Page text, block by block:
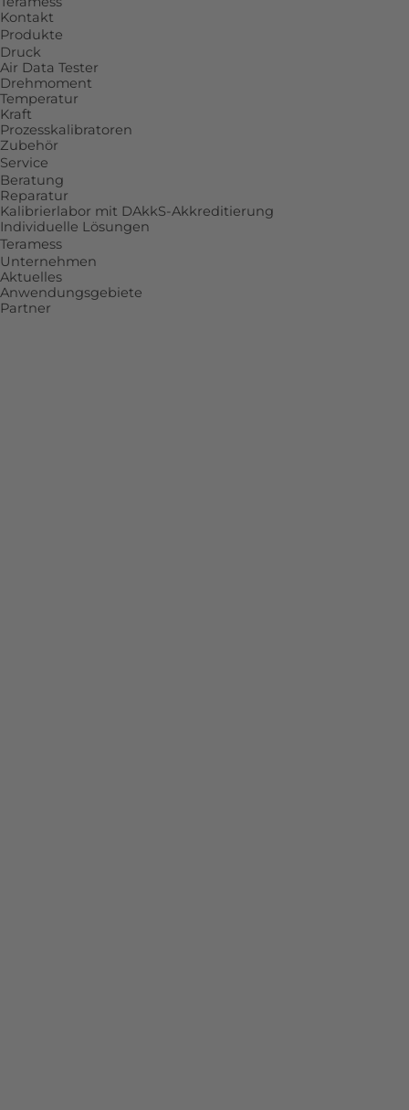
Kontakt
Produkte
Druck
Air Data Tester
Drehmoment
Temperatur
Kraft
Prozesskalibratoren
Zubehör
Service
Beratung
Reparatur
Kalibrierlabor mit DAkkS-Akkreditierung
Individuelle Lösungen
Teramess
Unternehmen
Aktuelles
Anwendungsgebiete
Partner